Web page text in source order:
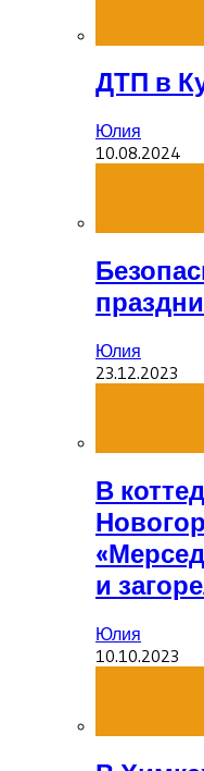
ДТП в
Юлия
10.08.2024
Юлия
23.12.2023
В
и
Юлия
10.10.2023